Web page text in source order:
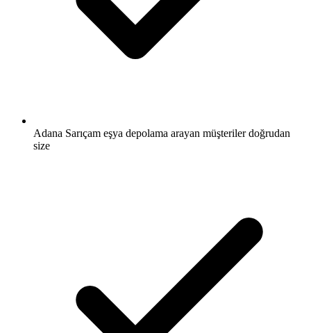
Adana Sarıçam eşya depolama arayan müşteriler doğrudan
size